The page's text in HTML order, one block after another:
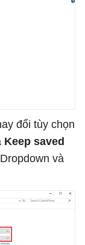
đổi tùy chọn
Keep saved
và